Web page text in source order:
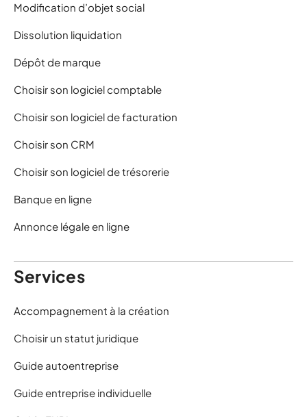
Modification d’objet social
Dissolution liquidation
Dépôt de marque
Choisir son logiciel comptable
Choisir son logiciel de facturation
Choisir son CRM
Choisir son logiciel de trésorerie
Banque en ligne
Annonce légale en ligne
Services
Accompagnement à la création
Choisir un statut juridique
Guide autoentreprise
Guide entreprise individuelle